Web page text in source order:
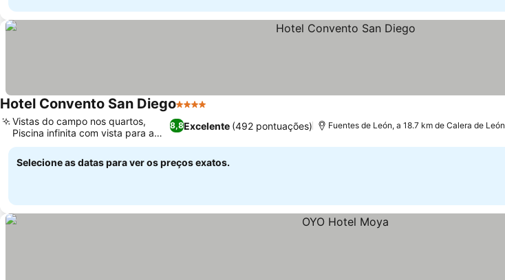
Hotel Convento San Diego4 Estrelas
8,8Excelente (492 pontuações)
Vistas do campo nos quartos,
Piscina infinita com vista para a
serra
Fuentes de León, a 18.7 km de Calera de León
Selecione as datas para ver os preços exatos.